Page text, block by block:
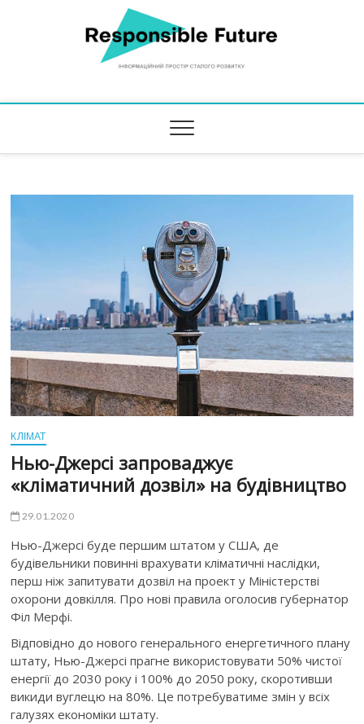
Responsible Future
КЛІМАТ
Нью-Джерсі запроваджує
«кліматичний дозвіл» на будівництво
29.01.2020
Нью-Джерсі буде першим штатом у США, де
будівельники повинні врахувати кліматичні наслідки,
перш ніж запитувати дозвіл на проект у Міністерстві
охорони довкілля. Про нові правила оголосив губернатор
Філ Мерфі.
Відповідно до нового генерального енергетичного плану
штату, Нью-Джерсі прагне використовувати 50% чистої
енергії до 2030 року і 100% до 2050 року, скоротивши
викиди вуглецю на 80%. Це потребуватиме змін у всіх
галузях економіки штату.